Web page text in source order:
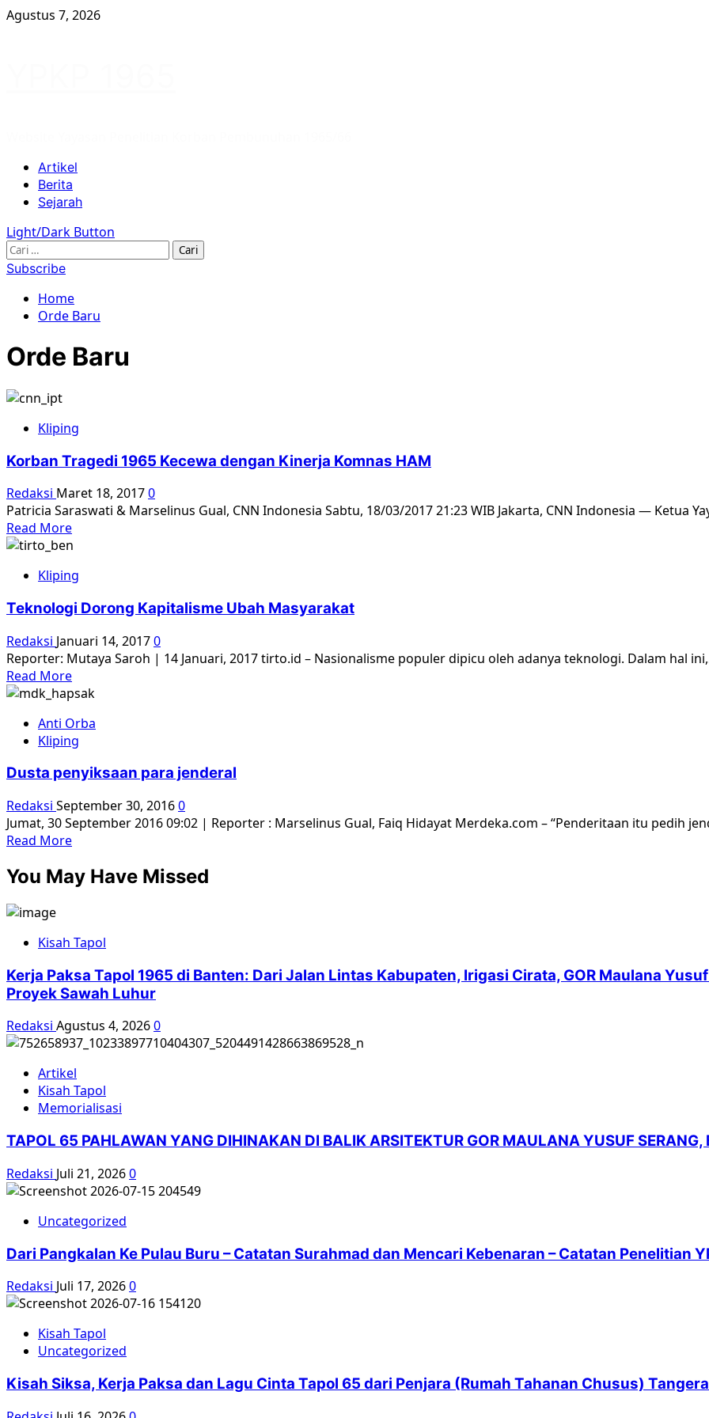
Skip
Agustus 7, 2026
Primary
Menu
Artikel
Berita
Sejarah
Light/Dark Button
Cari
untuk:
Subscribe
Home
Orde Baru
Orde Baru
Kliping
Korban Tragedi 1965 Kecewa dengan Kinerja Komnas HAM
Redaksi Maret 18, 20170
Patricia Saraswati & Marselinus Gual, CNN Indonesia Sabtu, 18/03/2017 21:23 WIB Jakarta, CNN Indonesia — Ketua
Read MoreRead
more
Korban
1965
dengan
Kinerja
Komnas
HAM
Kliping
Teknologi Dorong Kapitalisme Ubah Masyarakat
Redaksi Januari 14, 20170
Reporter: Mutaya Saroh | 14 Januari, 2017 tirto.id – Nasionalisme populer dipicu oleh adanya teknologi. Dalam hal
Read MoreRead
more
Teknologi
Dorong
Kapitalisme
Ubah
Masyarakat
Anti Orba
Kliping
Dusta penyiksaan para jenderal
Redaksi September 30, 20160
Jumat, 30 September 2016 09:02 | Reporter : Marselinus Gual, Faiq Hidayat Merdeka.com – “Penderitaan itu pedih
Read MoreRead
about
Dusta
jenderal
You May Have Missed
Kisah Tapol
Kerja Paksa Tapol 1965 di Banten: Dari Jalan Lintas Kabupaten, Irigasi Cirata, GOR Maulana
Proyek Sawah Luhur
Redaksi Agustus 4, 20260
Artikel
Kisah Tapol
Memorialisasi
TAPOL 65 PAHLAWAN YANG DIHINAKAN DI BALIK ARSITEKTUR GOR MAULANA YUSUF SERANG,
Redaksi Juli 21, 20260
Uncategorized
Dari Pangkalan Ke Pulau Buru – Catatan Surahmad dan Mencari Kebenaran – Catatan Penelitian
Redaksi Juli 17, 20260
Kisah Tapol
Uncategorized
Kisah Siksa, Kerja Paksa dan Lagu Cinta Tapol 65 dari Penjara (Rumah Tahanan Chusus)